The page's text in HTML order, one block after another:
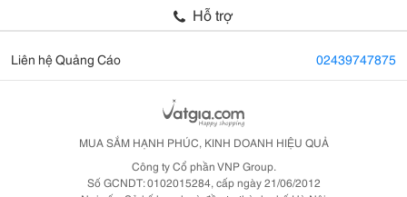
Hỗ trợ
Liên hệ Quảng Cáo 02439747875
MUA SẮM HẠNH PHÚC, KINH DOANH HIỆU QUẢ
Công ty Cổ phần VNP Group.
Số GCNDT: 0102015284, cấp ngày 21/06/2012